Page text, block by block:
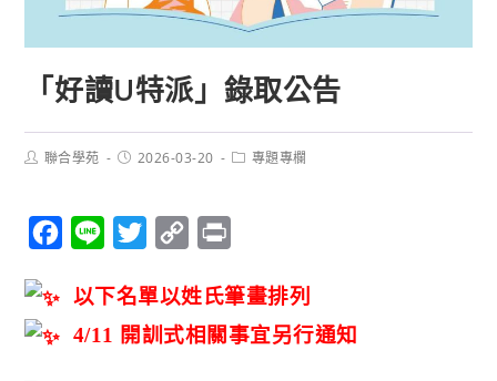
「好讀U特派」錄取公告
聯合學苑 2026-03-20 專題專欄
n
e
i
t
p
y
i
n
以下名單以姓氏筆畫排列
4/11 開訓式相關事宜另行通知